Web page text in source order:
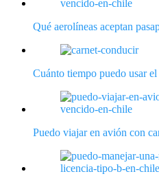
Qué aerolíneas aceptan
Cuánto tiempo puedo usar
Puedo viajar en avión con